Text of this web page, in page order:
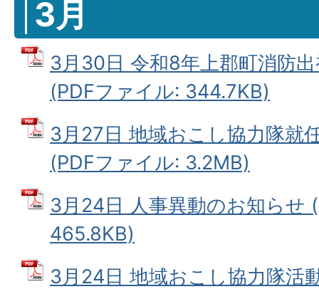
3月
3月30日 令和8年上郡町消防
(PDFファイル: 344.7KB)
3月27日 地域おこし協力隊就
(PDFファイル: 3.2MB)
3月24日 人事異動のお知らせ
465.8KB)
3月24日 地域おこし協力隊活